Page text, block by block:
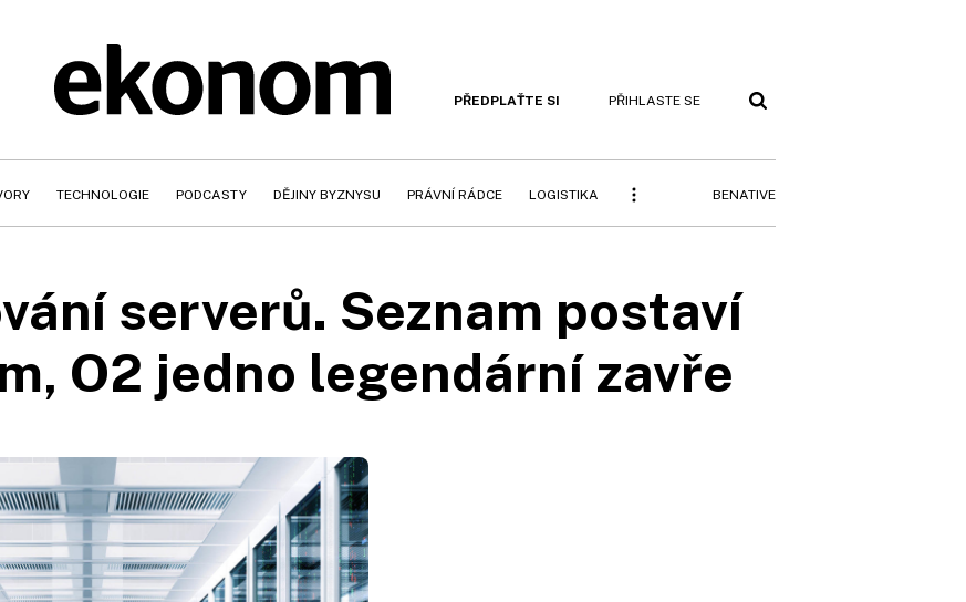
PŘEDPLAŤTE SI PŘIHLASTE SE
TECHNOLOGIE PODCASTY DĚJINY BYZNYSU PRÁVNÍ RÁDCE LOGISTIKA BENATIVE
serverů. Seznam postaví
O2 jedno legendární zavře